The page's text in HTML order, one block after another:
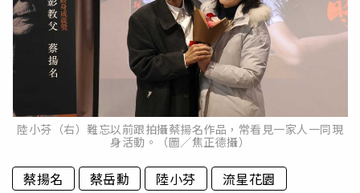
陸小芬（右）難忘以前跟拍攝蔡揚名作品，常看見一家人一同現
身活動。（圖／焦正德攝）
蔡揚名 蔡岳勳 陸小芬
流星花園